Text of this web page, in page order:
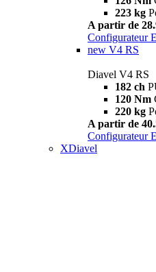
223 kg
A partir de
Configurateur
new V4 RS
Diavel V4 RS
182 ch
120 Nm
220 kg
A partir de
Configurateur
XDiavel